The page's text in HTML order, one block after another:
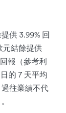
供 3.99% 回
元結餘提供
報（參考利
的 7 天平均
往業績不代